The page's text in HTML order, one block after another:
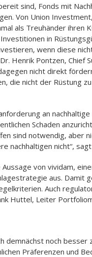
sind, Fonds mit
Von Union
als Treuhänder
in
wenn diese
Henrik Pontzen, Chief
nicht direkt
die nicht der Rüstung
an
Schaden
sind notwendig, aber
nachhaltigen nicht“,
von vividam,
aus. Damit
Auch
Huttel, Leiter
demnächst noch
Präferenzen und